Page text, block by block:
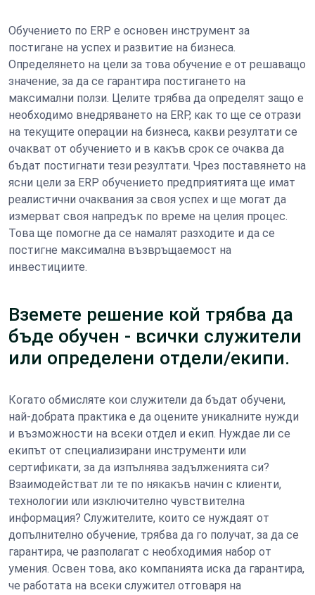
Обучението по ERP е основен инструмент за
постигане на успех и развитие на бизнеса.
Определянето на цели за това обучение е от решаващо
значение, за да се гарантира постигането на
максимални ползи. Целите трябва да определят защо е
необходимо внедряването на ERP, как то ще се отрази
на текущите операции на бизнеса, какви резултати се
очакват от обучението и в какъв срок се очаква да
бъдат постигнати тези резултати. Чрез поставянето на
ясни цели за ERP обучението предприятията ще имат
реалистични очаквания за своя успех и ще могат да
измерват своя напредък по време на целия процес.
Това ще помогне да се намалят разходите и да се
постигне максимална възвръщаемост на
инвестициите.
Вземете решение кой трябва да
бъде обучен - всички служители
или определени отдели/екипи.
Когато обмисляте кои служители да бъдат обучени,
най-добрата практика е да оцените уникалните нужди
и възможности на всеки отдел и екип. Нуждае ли се
екипът от специализирани инструменти или
сертификати, за да изпълнява задълженията си?
Взаимодействат ли те по някакъв начин с клиенти,
технологии или изключително чувствителна
информация? Служителите, които се нуждаят от
допълнително обучение, трябва да го получат, за да се
гарантира, че разполагат с необходимия набор от
умения. Освен това, ако компанията иска да гарантира,
че работата на всеки служител отговаря на